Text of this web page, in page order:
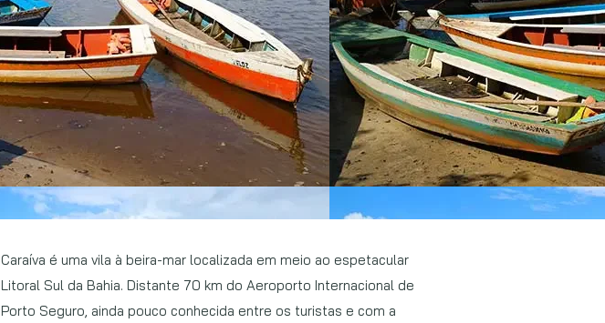
Caraíva é uma vila à beira-mar localizada em meio ao espetacular
Litoral Sul da Bahia. Distante 70 km do Aeroporto Internacional de
Porto Seguro, ainda pouco conhecida entre os turistas e com a